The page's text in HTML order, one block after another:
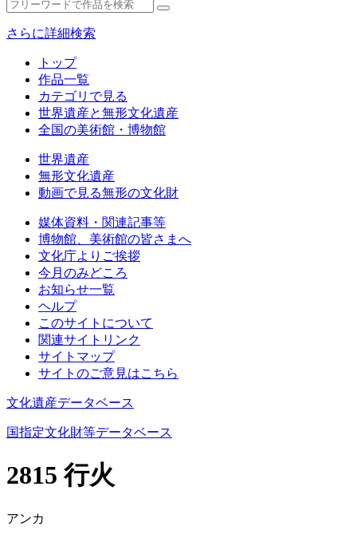
さらに詳細検索
トップ
作品一覧
カテゴリで見る
世界遺産と無形文化遺産
全国の美術館・博物館
世界遺産
無形文化遺産
動画で見る無形の文化財
媒体資料・関連記事等
博物館、美術館の皆さまへ
文化庁よりご挨拶
今月のみどころ
お知らせ一覧
ヘルプ
このサイトについて
関連サイトリンク
サイトマップ
サイトのご意見はこちら
文化遺産データベース
国指定文化財等データベース
2815 行火
アンカ